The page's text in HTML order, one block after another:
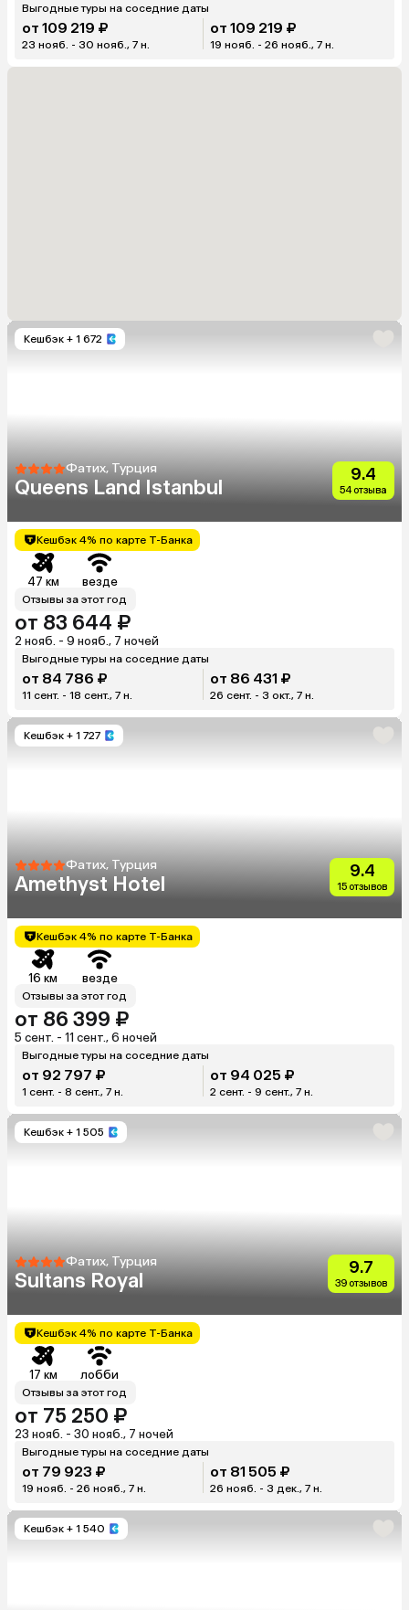
Выгодные туры на соседние даты
от 109 219 ₽
23 нояб. - 30 нояб., 7 н.
от 109 219 ₽
19 нояб. - 26 нояб., 7 н.
Кешбэк + 1 672
Фатих, Турция
Queens Land Istanbul
9.4
54 отзыва
Кешбэк 4% по карте Т-Банка
47 км везде
Отзывы за этот год
от 83 644 ₽
2 нояб. - 9 нояб., 7 ночей
Выгодные туры на соседние даты
от 84 786 ₽
11 сент. - 18 сент., 7 н.
от 86 431 ₽
26 сент. - 3 окт., 7 н.
Кешбэк + 1 727
Фатих, Турция
Amethyst Hotel
9.4
15 отзывов
Кешбэк 4% по карте Т-Банка
16 км везде
Отзывы за этот год
от 86 399 ₽
5 сент. - 11 сент., 6 ночей
Выгодные туры на соседние даты
от 92 797 ₽
1 сент. - 8 сент., 7 н.
от 94 025 ₽
2 сент. - 9 сент., 7 н.
Кешбэк + 1 505
Фатих, Турция
Sultans Royal
9.7
39 отзывов
Кешбэк 4% по карте Т-Банка
17 км лобби
Отзывы за этот год
от 75 250 ₽
23 нояб. - 30 нояб., 7 ночей
Выгодные туры на соседние даты
от 79 923 ₽
19 нояб. - 26 нояб., 7 н.
от 81 505 ₽
26 нояб. - 3 дек., 7 н.
Кешбэк + 1 540